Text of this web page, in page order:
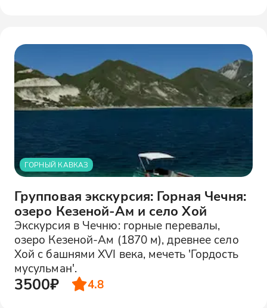
ГОРНЫЙ КАВКАЗ
Групповая экскурсия: Горная Чечня:
озеро Кезеной-Ам и село Хой
Экскурсия в Чечню: горные перевалы,
озеро Кезеной-Ам (1870 м), древнее село
Хой с башнями XVI века, мечеть 'Гордость
мусульман'.
3500₽ 4.8